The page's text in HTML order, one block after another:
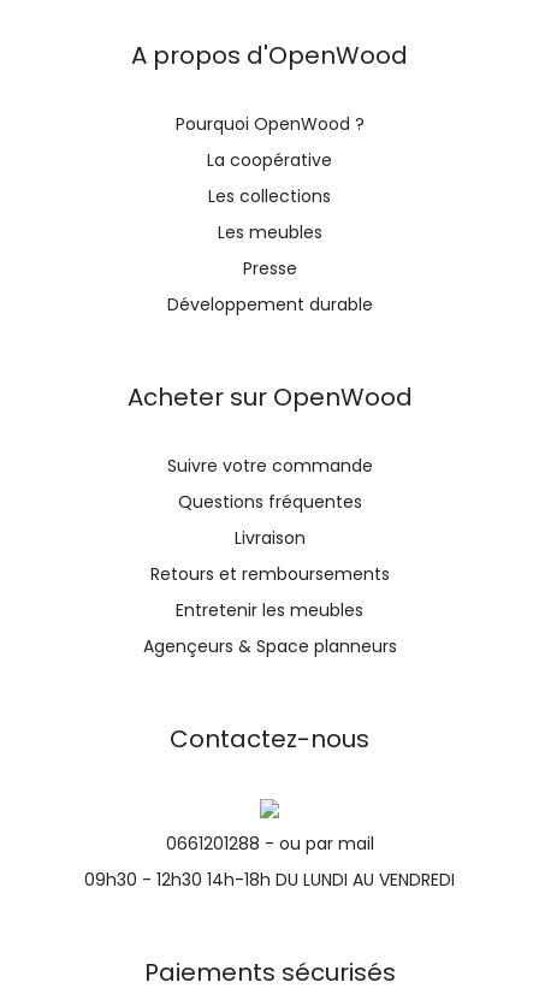
A propos d'OpenWood
Pourquoi OpenWood ?
La coopérative
Les collections
Les meubles
Presse
Développement durable
Acheter sur OpenWood
Suivre votre commande
Questions fréquentes
Livraison
Retours et remboursements
Entretenir les meubles
Agençeurs & Space planneurs
Contactez-nous
0661201288 - ou par mail
09h30 - 12h30 14h-18h DU LUNDI AU VENDREDI
Paiements sécurisés